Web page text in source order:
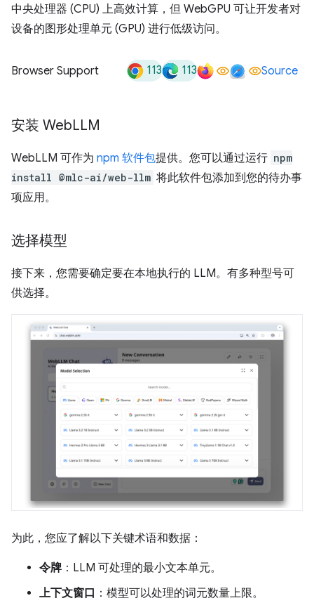
中央处理器 (CPU) 上高效计算，但 WebGPU 可让开发者对
设备的图形处理单元 (GPU) 进行低级访问。
Browser Support 113 113 Source
安装 WebLLM
WebLLM 可作为 npm 软件包提供。您可以通过运行 npm
install @mlc-ai/web-llm 将此软件包添加到您的待办事
项应用。
选择模型
接下来，您需要确定要在本地执行的 LLM。有多种型号可
供选择。
为此，您应了解以下关键术语和数据：
令牌 ：LLM 可处理的最小文本单元。
上下文窗口 ：模型可以处理的词元数量上限。